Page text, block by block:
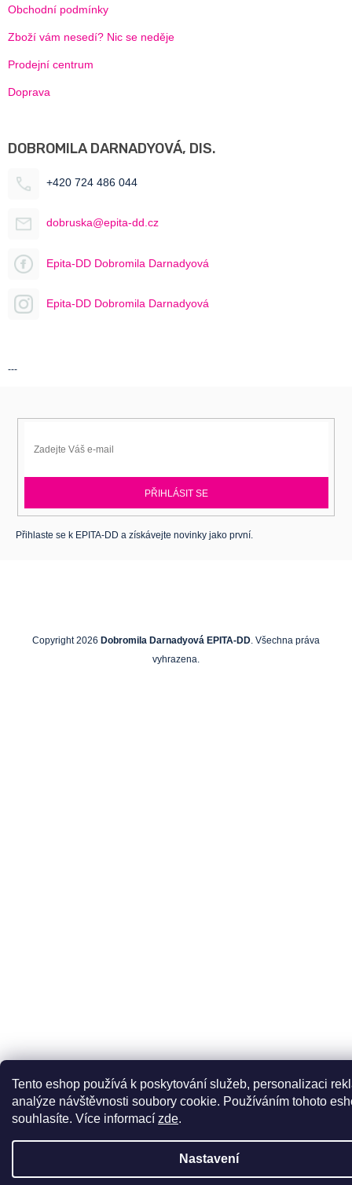
Tento eshop používá k poskytování služeb, personalizaci
analýze návštěvnosti soubory cookie. Používáním tohoto
souhlasíte. Více informací zde.
Nastavení
Obchodní podmínky
Zboží vám nesedí? Nic se neděje
Prodejní centrum
Doprava
DOBROMILA DARNADYOVÁ, DIS.
+420 724 486 044
dobruska@epita-dd.cz
Epita-DD Dobromila Darnadyová
Epita-DD Dobromila Darnadyová
---
PŘIHLÁSIT SE
Přihlaste se k EPITA-DD a získávejte novinky jako první.
Copyright 2026 Dobromila Darnadyová EPITA-DD. Všechna práva
vyhrazena.